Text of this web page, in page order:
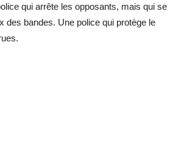
qui arrête les opposants, mais qui se
des bandes. Une police qui protège le